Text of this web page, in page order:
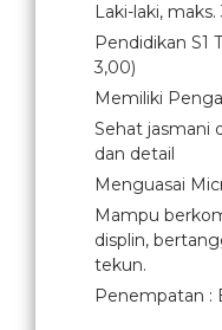
Laki-laki,
Pendidikan S1
3,00)
Memiliki
Sehat jasmani
dan detail
Menguasai
Mampu
displin,
tekun.
Penempatan :